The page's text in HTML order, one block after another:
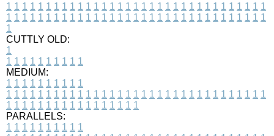
1 1 1 1 1 1 1 1 1 1 1 1 1 1 1 1 1 1 1 1 1 1 1 1 1 1 1 1 1 1 1 1 1
1 1 1 1 1 1 1 1 1 1 1 1 1 1 1 1 1 1 1 1 1 1 1 1 1 1 1 1 1 1 1 1 1
1
CUTTLY OLD:
1
1 1 1 1 1 1 1 1 1 1
MEDIUM:
1 1 1 1 1 1 1 1 1 1
1 1 1 1 1 1 1 1 1 1 1 1 1 1 1 1 1 1 1 1 1 1 1 1 1 1 1 1 1 1 1 1 1
1 1 1 1 1 1 1 1 1 1 1 1 1 1 1 1 1
PARALLELS:
1 1 1 1 1 1 1 1 1 1